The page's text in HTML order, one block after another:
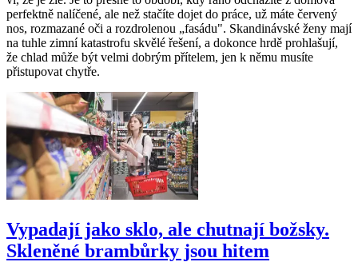
perfektně nalíčené, ale než stačíte dojet do práce, už máte červený
nos, rozmazané oči a rozdrolenou „fasádu". Skandinávské ženy mají
na tuhle zimní katastrofu skvělé řešení, a dokonce hrdě prohlašují,
že chlad může být velmi dobrým přítelem, jen k němu musíte
přistupovat chytře.
Vypadají jako sklo, ale chutnají božsky.
Skleněné brambůrky jsou hitem